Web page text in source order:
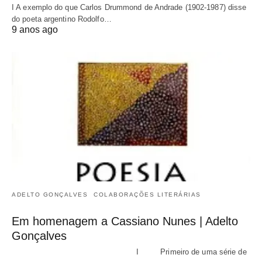
I A exemplo do que Carlos Drummond de Andrade (1902-1987) disse
do poeta argentino Rodolfo…
9 anos ago
ADELTO GONÇALVES COLABORAÇÕES LITERÁRIAS
Em homenagem a Cassiano Nunes | Adelto
Gonçalves
I Primeiro de uma série de